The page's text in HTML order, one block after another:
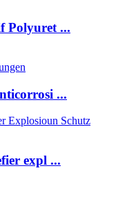
Polyuret ...
...
expl ...